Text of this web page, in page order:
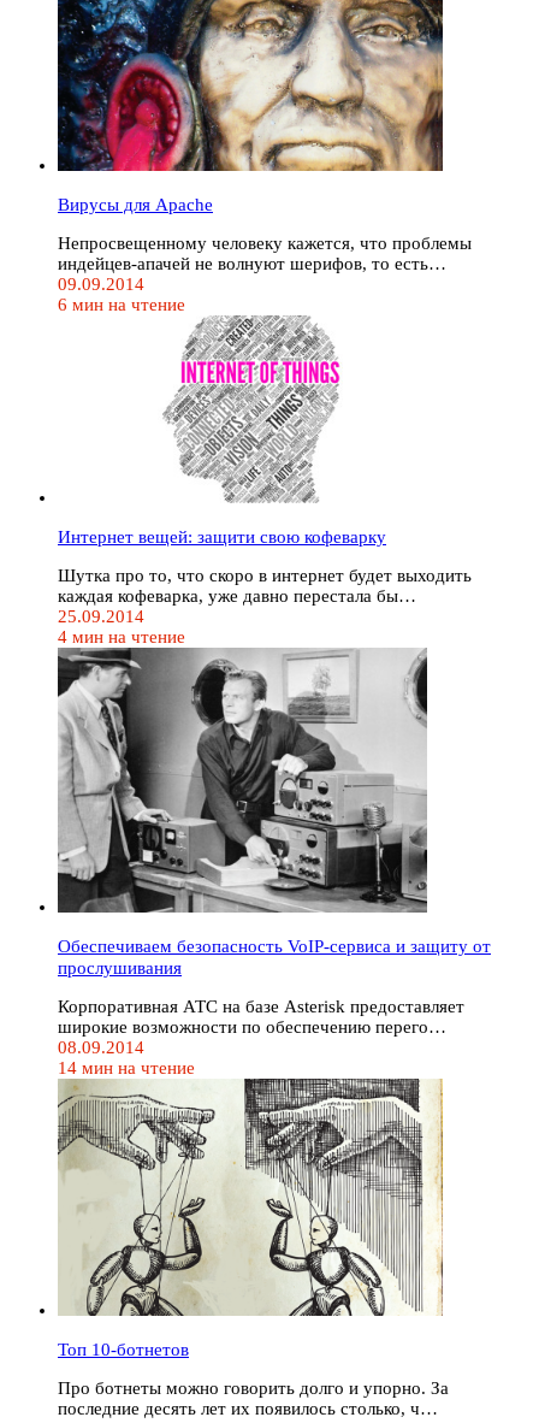
Вирусы для Apache
Непросвещенному человеку кажется, что проблемы
индейцев-апачей не волнуют шерифов, то есть…
09.09.2014
6 мин на чтение
Интернет вещей: защити свою кофеварку
Шутка про то, что скоро в интернет будет выходить
каждая кофеварка, уже давно перестала бы…
25.09.2014
4 мин на чтение
Обеспечиваем безопасность VoIP-сервиса и защиту от
прослушивания
Корпоративная АТС на базе Asterisk предоставляет
широкие возможности по обеспечению перего…
08.09.2014
14 мин на чтение
Топ 10-ботнетов
Про ботнеты можно говорить долго и упорно. За
последние десять лет их появилось столько, ч…